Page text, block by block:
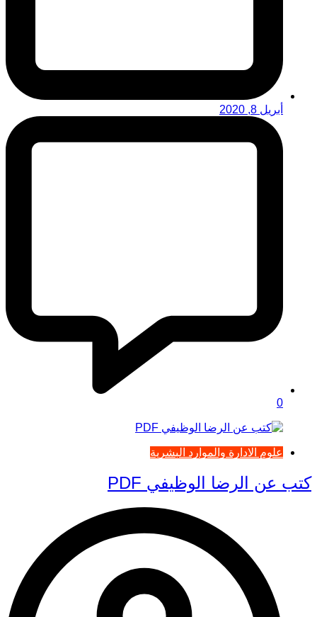
أبريل 8, 2020
0
علوم الادارة والموارد البشرية
كتب عن الرضا الوظيفي PDF